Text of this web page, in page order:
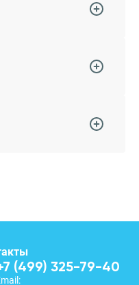
(499) 325-79-40